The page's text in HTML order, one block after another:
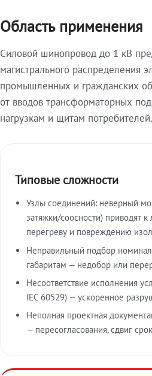
Область применения
Силовой шинопровод до 1 кВ
магистрального распределения
промышленных и гражданских
от вводов трансформаторных
нагрузкам и щитам потребителей.
Типовые сложности
Узлы соединений: неверный
затяжки/соосности) приводят
перегреву и повреждению
Неправильный подбор
габаритам — недобор или
Несоответствие исполнения
IEC 60529) — ускоренное
Неполная проектная
— пересогласования, сдвиг